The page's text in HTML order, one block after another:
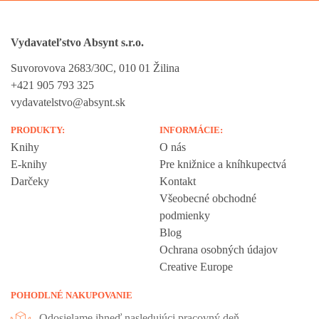
Vydavateľstvo Absynt s.r.o.
Suvorovova 2683/30C, 010 01 Žilina
+421 905 793 325
vydavatelstvo@absynt.sk
PRODUKTY:
Knihy
E-knihy
Darčeky
INFORMÁCIE:
O nás
Pre knižnice a kníhkupectvá
Kontakt
Všeobecné obchodné
podmienky
Blog
Ochrana osobných údajov
Creative Europe
POHODLNÉ NAKUPOVANIE